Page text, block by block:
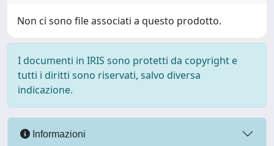
Non ci sono file associati a questo prodotto.
I documenti in IRIS sono protetti da copyright e
tutti i diritti sono riservati, salvo diversa
indicazione.
Informazioni